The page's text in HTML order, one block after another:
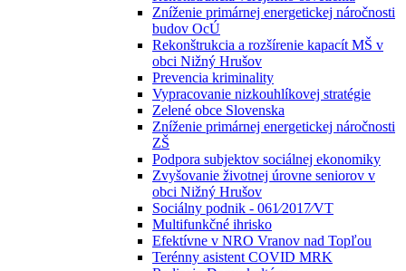
Zníženie primárnej energetickej náročnosti
budov OcÚ
Rekonštrukcia a rozšírenie kapacít MŠ v
obci Nižný Hrušov
Prevencia kriminality
Vypracovanie nizkouhlíkovej stratégie
Zelené obce Slovenska
Zníženie primárnej energetickej náročnosti
ZŠ
Podpora subjektov sociálnej ekonomiky
Zvyšovanie životnej úrovne seniorov v
obci Nižný Hrušov
Sociálny podnik - 061⁄2017⁄VT
Multifunkčné ihrisko
Efektívne v NRO Vranov nad Topľou
Terénny asistent COVID MRK